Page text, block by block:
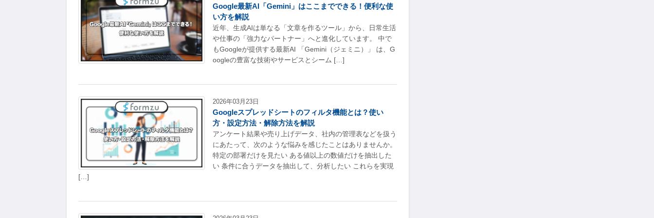
Google最新AI「Gemini」はここまでできる！便利な使
い方を解説
近年、生成AIは単なる「文章を作るツール」から、日常生活
や仕事の「強力なパートナー」へと進化しています。 中で
もGoogleが提供する最新AI 「Gemini（ジェミニ）」 は、G
oogleの豊富な技術やサービスとシーム […]
2026年03月23日
Googleスプレッドシートのフィルタ機能とは？使い
方・設定方法・解除方法を解説
アンケート結果や売り上げデータ、社内の管理表などを扱う
にあたって、次のような悩みを感じたことはありませんか。
特定の部署だけを見たい ある値以上の数値だけを抽出した
い 条件に合うデータを抽出して、分析したい これらを実現
[…]